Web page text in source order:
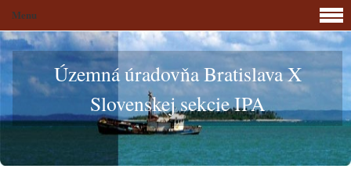
Územná úradovňa Bratislava X
Slovenskej sekcie IPA
Menu